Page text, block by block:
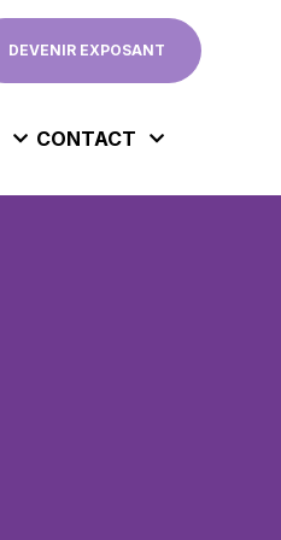
DEVENIR EXPOSANT
CONTACT